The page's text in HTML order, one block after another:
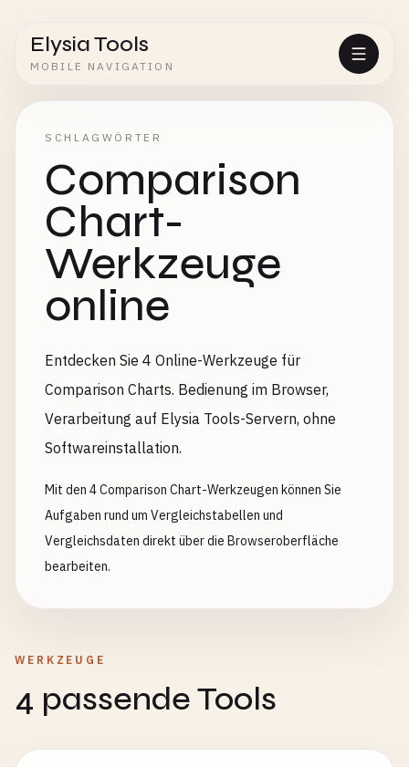
Elysia Tools
MOBILE NAVIGATION
SCHLAGWÖRTER
Comparison
Chart-
Werkzeuge
online
Entdecken Sie 4 Online-Werkzeuge für
Comparison Charts. Bedienung im Browser,
Verarbeitung auf Elysia Tools-Servern, ohne
Softwareinstallation.
Mit den 4 Comparison Chart-Werkzeugen können Sie
Aufgaben rund um Vergleichstabellen und
Vergleichsdaten direkt über die Browseroberfläche
bearbeiten.
WERKZEUGE
4 passende Tools